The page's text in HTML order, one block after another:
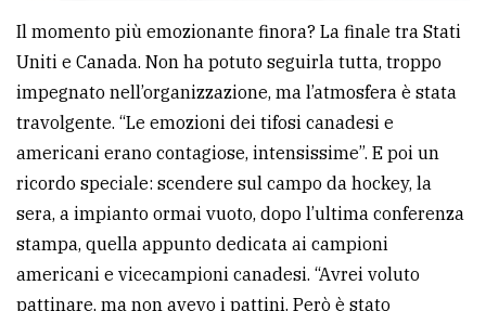
Il momento più emozionante finora? La finale tra Stati
Uniti e Canada. Non ha potuto seguirla tutta, troppo
impegnato nell’organizzazione, ma l’atmosfera è stata
travolgente. “Le emozioni dei tifosi canadesi e
americani erano contagiose, intensissime”. E poi un
ricordo speciale: scendere sul campo da hockey, la
sera, a impianto ormai vuoto, dopo l’ultima conferenza
stampa, quella appunto dedicata ai campioni
americani e vicecampioni canadesi. “Avrei voluto
pattinare, ma non avevo i pattini. Però è stato